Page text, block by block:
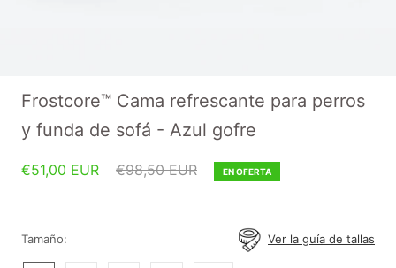
Frostcore™ Cama refrescante para perros
y funda de sofá - Azul gofre
€51,00 EUR €98,50 EUR EN OFERTA
Tamaño: Ver la guía de tallas